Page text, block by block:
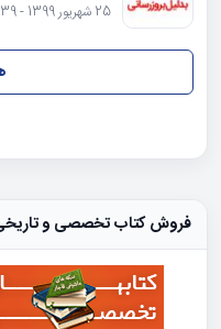
25 شهریور 1399 - 19439 بازدید - 6 نظر
فروش کتاب تخصصی و